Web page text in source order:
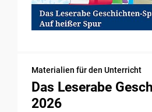
Materialien für den Unterricht
Das Leserabe
2026